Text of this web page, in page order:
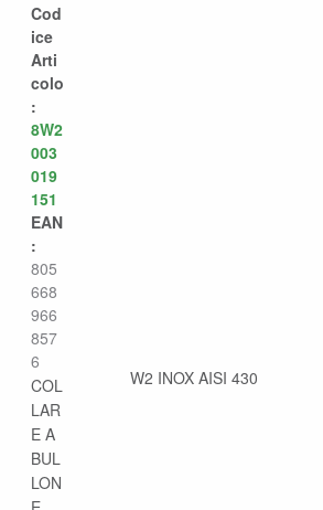
Cod
ice
Arti
colo
:
8W2
003
019
151
EAN
:
805
668
966
857
6
COL
LAR
E A
BUL
LON
W2 INOX AISI 430